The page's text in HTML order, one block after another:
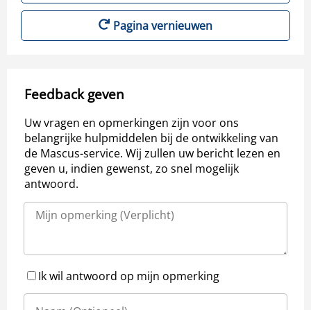
Pagina vernieuwen
Feedback geven
Uw vragen en opmerkingen zijn voor ons
belangrijke hulpmiddelen bij de ontwikkeling van
de Mascus-service. Wij zullen uw bericht lezen en
geven u, indien gewenst, zo snel mogelijk
antwoord.
Ik wil antwoord op mijn opmerking